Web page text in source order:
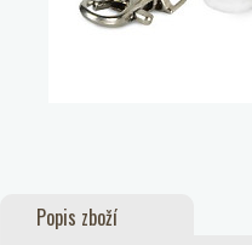
Popis zboží